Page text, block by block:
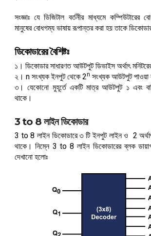
সংজ্ঞাঃ যে ডিজিটাল বর্তনীর মাধ্যমে কম্পিউটারের
মানুষের বোধগম্য ভাষায় রূপান্তর করা হয় তাকে
ডিকোডারের বৈশিষ্টঃ
১। ডিকোডার সাধারণত আউটপুট ডিভাইস অর্থাৎ
২। n সংখ্যক ইনপুট থেকে 2n সংখ্যক আউটপুট পাওয়া
৩। যেকোনো মুহূর্তে একটি মাত্র আউটপুট ১ এবং
থাকে।
3 to 8 লাইন ডিকোডার
3 to 8 লাইন ডিকোডারে ৩ টি ইনপুট লাইন ও 2
থাকে। নিম্নে 3 to 8 লাইন ডিকোডারের ব্লক
দেখানো হলোঃ